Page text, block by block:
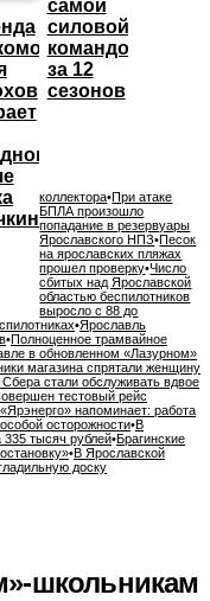
самой
силовой
командой
за 12
сезонов
коллектора•При атаке
БПЛА произошло
попадание в резервуары
Ярославского НПЗ•Песок
на ярославских пляжах
прошел проверку•Число
сбитых над Ярославской
областью беспилотников
выросло с 88 до
•Ярославль
•Полноценное трамвайное
в обновленном «Лазурном»
магазина спрятали женщину
стали обслуживать вдвое
тестовый рейс
«Ярэнерго» напоминает: работа
осторожности•В
тысяч рублей•Брагинские
•В Ярославской
доску
школьникам